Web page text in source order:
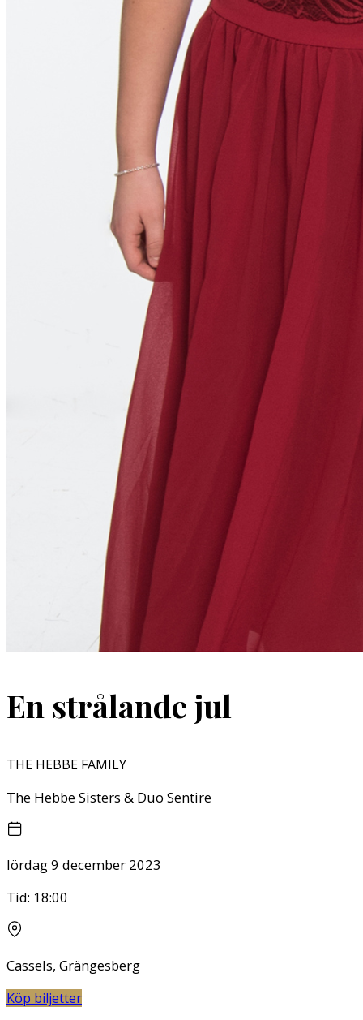
En strålande jul
THE HEBBE FAMILY
The Hebbe Sisters & Duo Sentire
lördag 9 december 2023
Tid: 18:00
Cassels, Grängesberg
Köp biljetter